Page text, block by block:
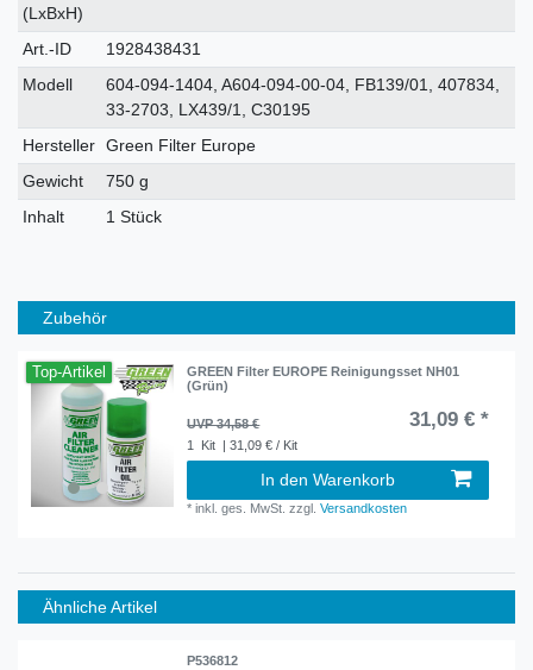
Merkmal
(LxBxH)
Art.-ID
1928438431
Modell
604-094-1404, A604-094-00-04, FB139/01, 407834,
33-2703, LX439/1, C30195
Hersteller Green Filter Europe
Gewicht
750 g
Inhalt
1 Stück
Zubehör
Top-Artikel
GREEN Filter EUROPE Reinigungsset NH01
(Grün)
UVP 34,58 € 31,09 € *
1 Kit | 31,09 € / Kit
In den Warenkorb
*inkl. ges. MwSt. zzgl.Versandkosten
Ähnliche Artikel
P536812